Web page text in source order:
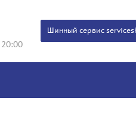
Шинный сервис